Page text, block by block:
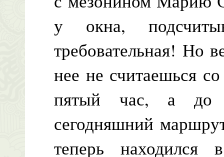
у окна,
требовательная! Но
нее не считаешься
пятый час, а до
сегодняшний
теперь